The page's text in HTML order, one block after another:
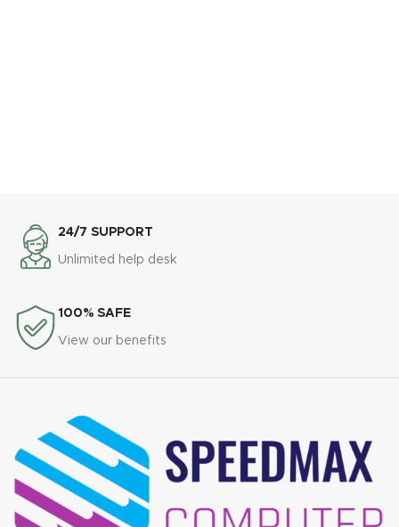
24/7 SUPPORT
Unlimited help desk
100% SAFE
View our benefits